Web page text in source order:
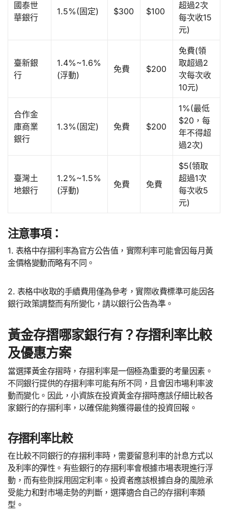
國泰世
華銀行
1.5%(固定) $300 $100
超過2次
每次收15
元)
臺新銀
行
1.4%~1.6%
(浮動)
免費 $200
免費(領
取超過2
次每次收
10元)
合作金
庫商業
銀行
1.3%(固定) 免費 $200
1%(最低
$20，每
年不得超
過2次)
臺灣土
地銀行
1.2%~1.5%
(浮動)
免費 免費
$5(領取
超過1次
每次收5
元)
注意事項：
1. 表格中存摺利率為官方公告值，實際利率可能會因每月黃
金價格變動而略有不同。
2. 表格中收取的手續費用僅為參考，實際收費標準可能因各
銀行政策調整而有所變化，請以銀行公告為準。
黃金存摺哪家銀行有？存摺利率比較
及優惠方案
當選擇黃金存摺時，存摺利率是一個極為重要的考量因素。
不同銀行提供的存摺利率可能有所不同，且會因市場利率波
動而變化。因此，小資族在投資黃金存摺時應該仔細比較各
家銀行的存摺利率，以確保能夠獲得最佳的投資回報。
存摺利率比較
在比較不同銀行的存摺利率時，需要留意利率的計息方式以
及利率的彈性。有些銀行的存摺利率會根據市場表現進行浮
動，而有些則採用固定利率。投資者應該根據自身的風險承
受能力和對市場走勢的判斷，選擇適合自己的存摺利率類
型。